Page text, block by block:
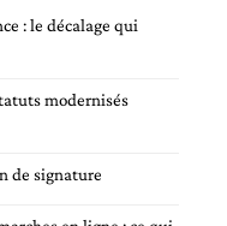
: le décalage qui
modernisés
de signature